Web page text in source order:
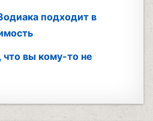
подходит в
что вы кому-то не